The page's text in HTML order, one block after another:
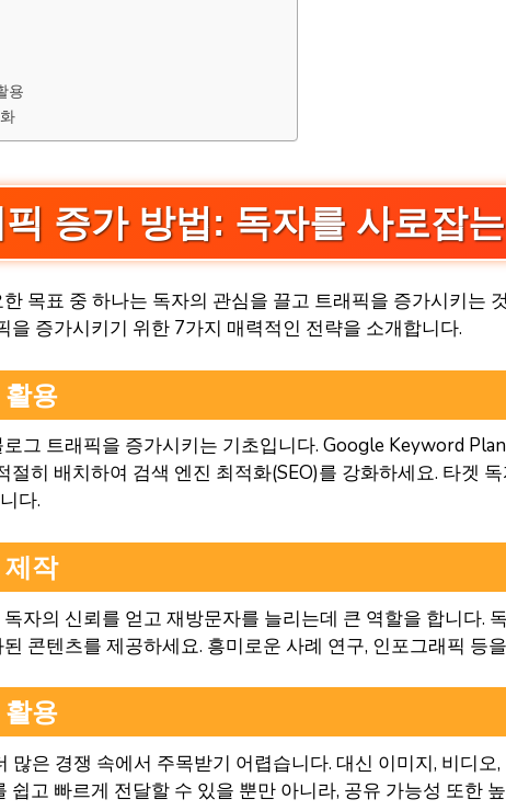
용
증가 방법: 독자를 사로잡
목표 중 하나는 독자의 관심을 끌고 트래픽을 증가시키는
을 증가시키기 위한 7가지 매력적인 전략을 소개합니다.
활용
그 트래픽을 증가시키는 기초입니다. Google Keyword
절히 배치하여 검색 엔진 최적화(SEO)를 강화하세요. 타겟
다.
작
자의 신뢰를 얻고 재방문자를 늘리는데 큰 역할을 합니다.
콘텐츠를 제공하세요. 흥미로운 사례 연구, 인포그래픽 등
용
많은 경쟁 속에서 주목받기 어렵습니다. 대신 이미지, 비디
쉽고 빠르게 전달할 수 있을 뿐만 아니라, 공유 가능성 또한